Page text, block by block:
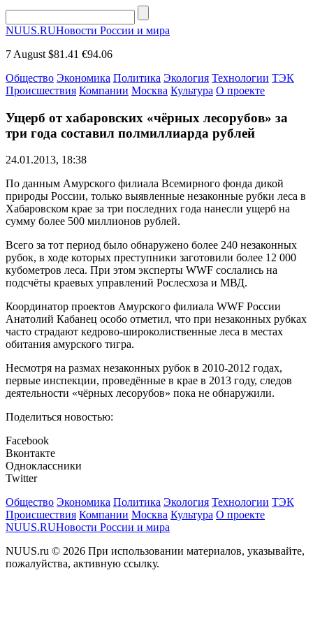
NUUS.RUНовости России и мира
7 August $81.41 €94.06
Общество Экономика Политика Экология Технологии ТЭК
Происшествия Компании Москва Культура О проекте
Ущерб от хабаровских «чёрных лесорубов» за
три года составил полмиллиарда рублей
24.01.2013, 18:38
По данным Амурского филиала Всемирного фонда дикой
природы России, только выявленные незаконные рубки леса в
Хабаровском крае за три последних года нанесли ущерб на
сумму более 500 миллионов рублей.
Всего за тот период было обнаружено более 240 незаконных
рубок, в ходе которых преступники заготовили более 12 000
кубометров леса. При этом эксперты WWF сослались на
подсчёты краевых управлений Рослесхоза и МВД.
Координатор проектов Амурского филиала WWF России
Анатолий Кабанец особо отметил, что при незаконных рубках
часто страдают кедрово-широколиственные леса в местах
обитания амурского тигра.
Несмотря на размах незаконных рубок в 2010-2012 годах,
первые инспекции, проведённые в крае в 2013 году, следов
деятельности «чёрных лесорубов» пока не обнаружили.
Поделиться новостью:
Facebook
Вконтакте
Одноклассники
Twitter
Общество Экономика Политика Экология Технологии ТЭК
Происшествия Компании Москва Культура О проекте
NUUS.RUНовости России и мира
NUUS.ru © 2026 При использовании материалов, указывайте,
пожалуйства, активную ссылку.